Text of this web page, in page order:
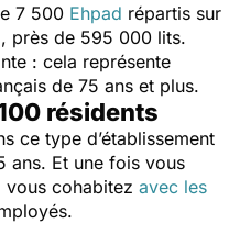
7 500 Ehpad répartis sur
près de 595 000 lits.
: cela représente
de 75 ans et plus.
résidents
ce type d’établissement
ans. Et une fois vous
vous cohabitez avec les